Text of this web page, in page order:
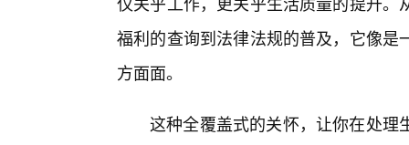
福利的查询到法律法规的普及，它像
方面面。
这种全覆盖式的关怀，让你在处理